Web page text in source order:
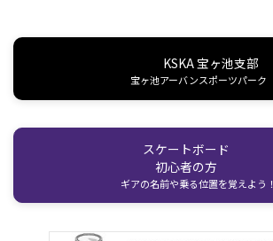
KSKA 宝ヶ池支部
宝ヶ池アーバンスポーツパーク
スケートボード
初心者の方
ギアの名前や乗る位置を覚えよう！